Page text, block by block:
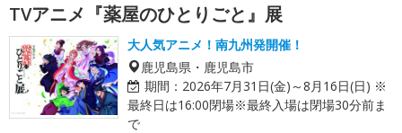
TVアニメ『薬屋のひとりごと』展
大人気アニメ！南九州発開催！
鹿児島県・鹿児島市
期間： 2026年7月31日(金)～8月16日(日) ※
最終日は16:00閉場※最終入場は閉場30分前ま
で